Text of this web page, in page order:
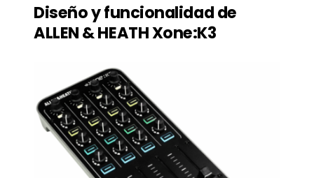
Diseño y funcionalidad de
ALLEN & HEATH Xone:K3